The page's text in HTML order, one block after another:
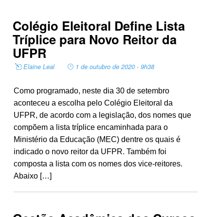
Colégio Eleitoral Define Lista
Tríplice para Novo Reitor da
UFPR
Elaine Leal 1 de outubro de 2020 - 9h38
Como programado, neste dia 30 de setembro
aconteceu a escolha pelo Colégio Eleitoral da
UFPR, de acordo com a legislação, dos nomes que
compõem a lista tríplice encaminhada para o
Ministério da Educação (MEC) dentre os quais é
indicado o novo reitor da UFPR. Também foi
composta a lista com os nomes dos vice-reitores.
Abaixo […]